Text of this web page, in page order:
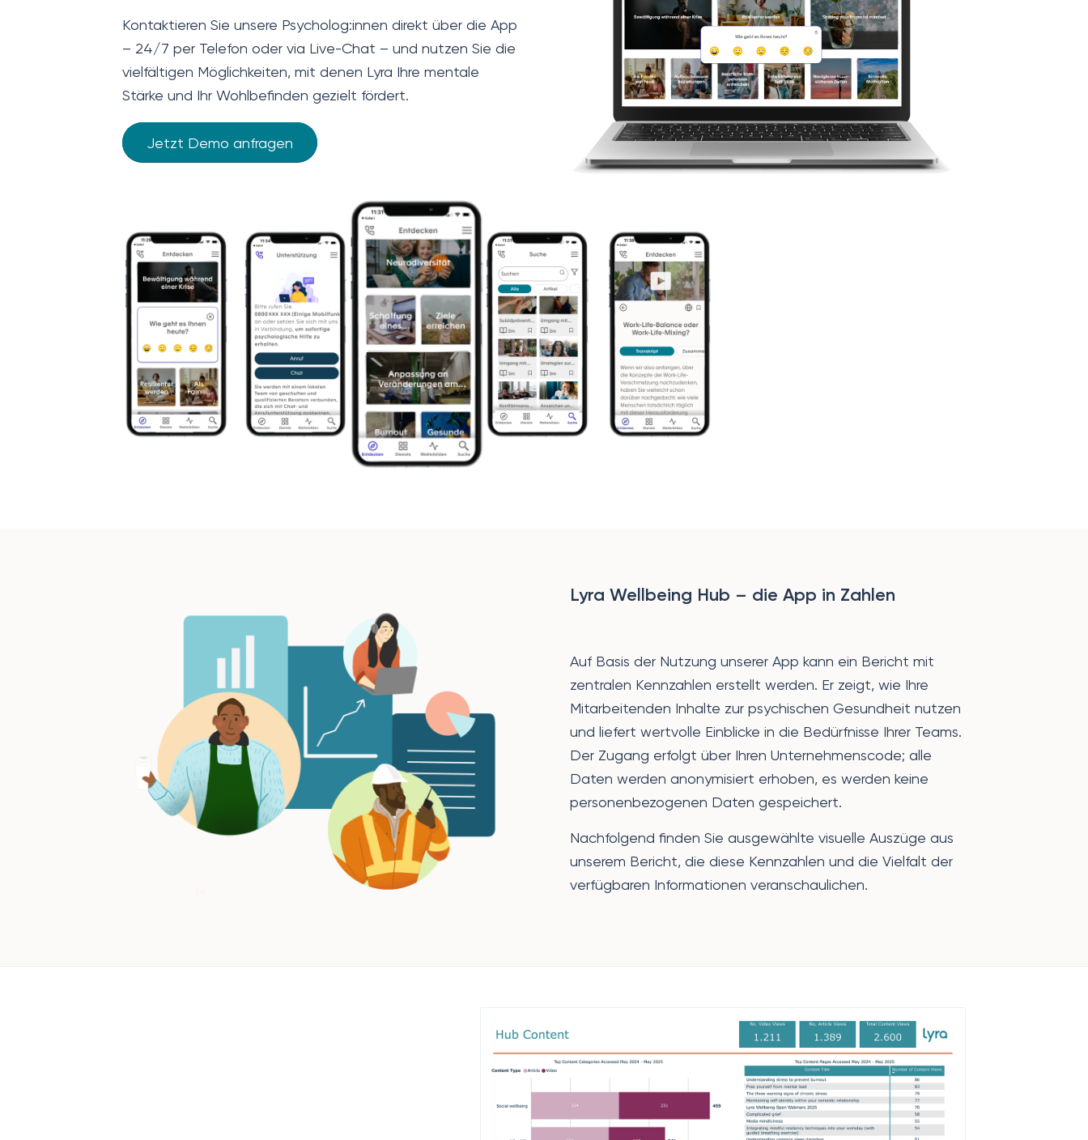
Kontaktieren Sie unsere Psycholog:innen direkt über die App
– 24/7 per Telefon oder via Live-Chat – und nutzen Sie die
vielfältigen Möglichkeiten, mit denen Lyra Ihre mentale
Stärke und Ihr Wohlbefinden gezielt fördert.
Jetzt Demo anfragen
Lyra Wellbeing Hub – die App in Zahlen
Auf Basis der Nutzung unserer App kann ein Bericht mit
zentralen Kennzahlen erstellt werden. Er zeigt, wie Ihre
Mitarbeitenden Inhalte zur psychischen Gesundheit nutzen
und liefert wertvolle Einblicke in die Bedürfnisse Ihrer Teams.
Der Zugang erfolgt über Ihren Unternehmenscode; alle
Daten werden anonymisiert erhoben, es werden keine
personenbezogenen Daten gespeichert.
Nachfolgend finden Sie ausgewählte visuelle Auszüge aus
unserem Bericht, die diese Kennzahlen und die Vielfalt der
verfügbaren Informationen veranschaulichen.